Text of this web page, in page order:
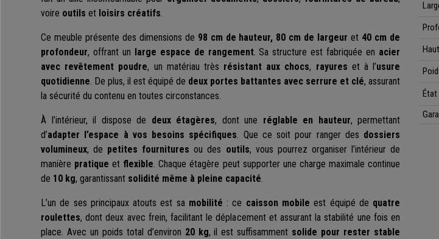
voire outils et loisirs créatifs.
Ce meuble présente des dimensions de 98 cm de hauteur, 80 cm de largeur et 40 cm de
profondeur, offrant un large espace de rangement. Sa structure est fabriquée en acier
avec revêtement poudre, un matériau très résistant aux chocs, rayures et à l’usure
quotidienne. De plus, il est équipé de deux portes battantes avec serrure et clé, assurant
la sécurité du contenu en toutes circonstances.
À l’intérieur, il dispose de deux étagères, dont une réglable en hauteur, permettant
d’adapter l’espace à vos besoins spécifiques. Que ce soit pour ranger des dossiers
volumineux, de petites fournitures ou des outils, vous pourrez organiser l’intérieur de
manière pratique et flexible. Chaque étagère peut supporter une charge maximale continue
de 10 kg, garantissant solidité même à pleine capacité.
L’un de ses principaux atouts est sa mobilité : ce caisson mobile est équipé de quatre
roulettes, dont deux avec frein, facilitant le déplacement et assurant la stabilité une fois en
place. Avec un poids total d’environ 20 kg, il est suffisamment solide pour rester stable
État